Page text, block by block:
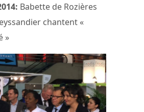
Babette de Rozières
chantent «
»